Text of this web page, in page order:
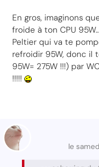
En gros, imaginons
froide à ton CPU
Peltier qui va te
refroidir 95W, donc il
95W= 275W !!!) par
!!!!!
le